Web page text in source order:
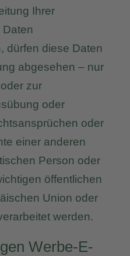
Ihrer
dürfen diese Daten
abgesehen – nur
zur
oder
oder
einer anderen
Person oder
öffentlichen
Union oder
werden.
Werbe-E-